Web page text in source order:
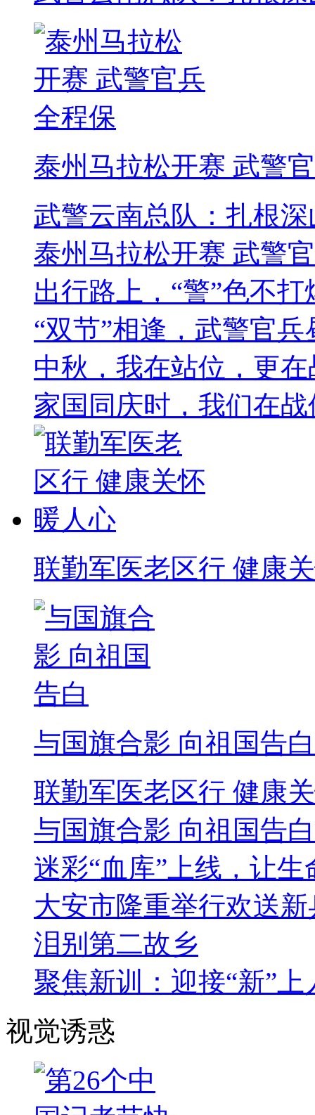
泰州马拉松开赛 武警
武警云南总队：扎根
泰州马拉松开赛 武警
出行路上，“警”色不打
“双节”相逢，武警官兵
中秋，我在站位，更
家国同庆时，我们在
联勤军医老区行 健康
与国旗合影 向祖国告白
联勤军医老区行 健康
与国旗合影 向祖国告白
迷彩“血库”上线，让生
大安市隆重举行欢送
泪别第二故乡
聚焦新训：迎接“新”
视觉诱惑